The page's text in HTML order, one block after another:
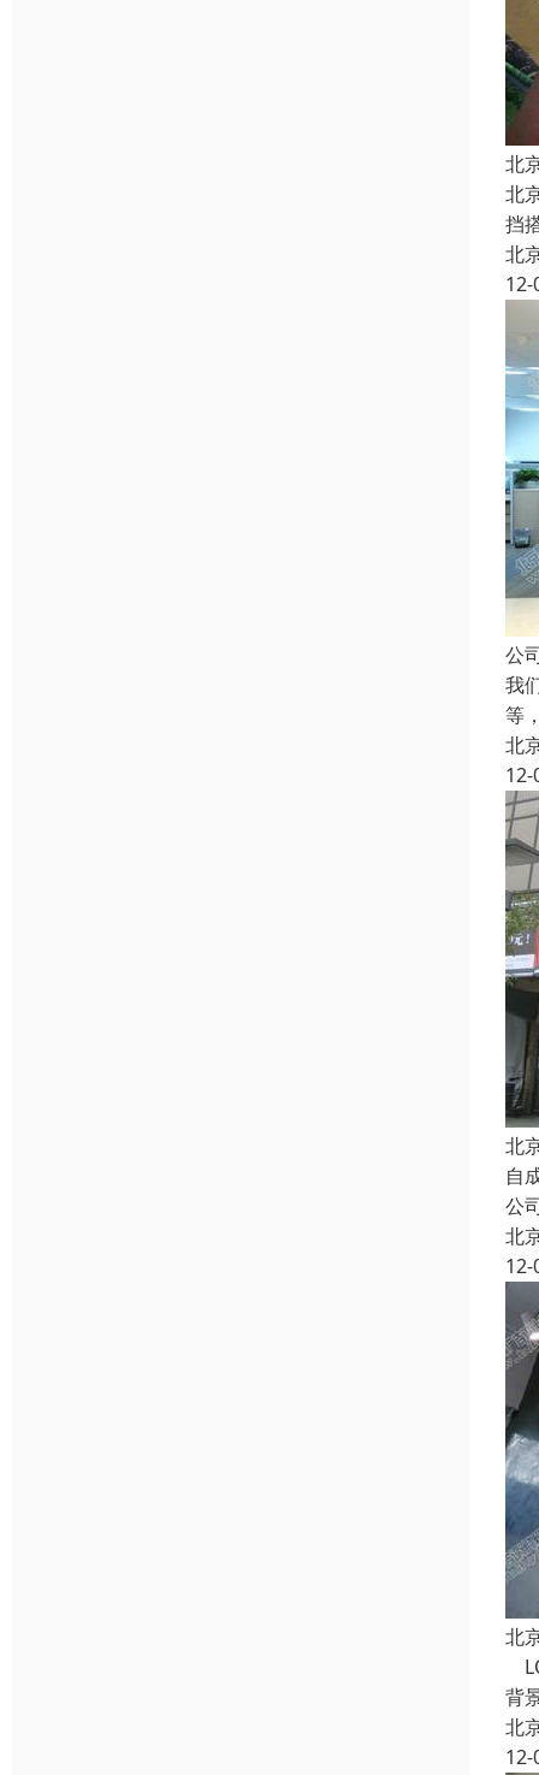
北
北
挡
北
12-
公
我
等
北
12-
北
自
公
北
12-
北
背
北
12-